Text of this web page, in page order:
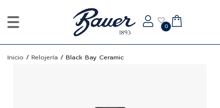
0
Inicio / Relojería / Black Bay Ceramic